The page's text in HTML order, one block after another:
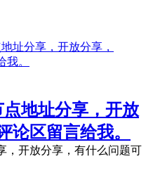
点地址分享，开放
论区留言给我。
，开放分享，有什么问题可